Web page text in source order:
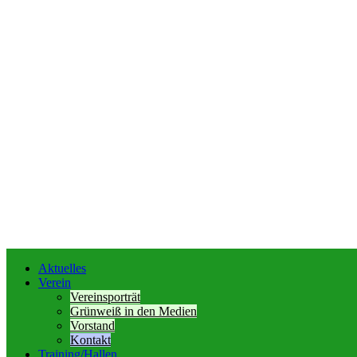
Aktuelles
Verein
Vereinsporträt
Grünweiß in den Medien
Vorstand
Kontakt
Training/Hallen